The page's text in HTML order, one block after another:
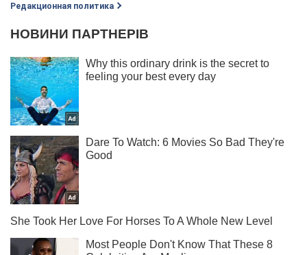
Редакционная политика